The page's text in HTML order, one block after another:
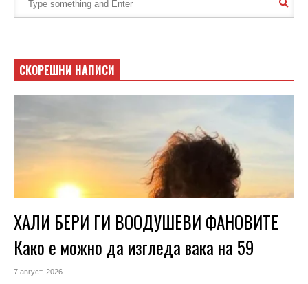
СКОРЕШНИ НАПИСИ
ХАЛИ БЕРИ ГИ ВООДУШЕВИ ФАНОВИТЕ
Како е можно да изгледа вака на 59
7 август, 2026